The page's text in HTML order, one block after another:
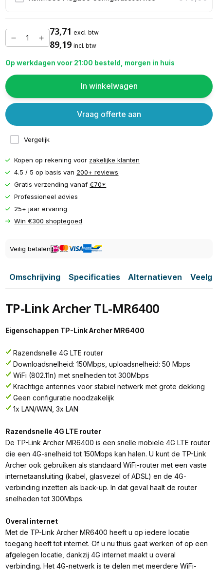
73,71 excl. btw
89,19 incl. btw
Op werkdagen voor 21:00 besteld, morgen in huis
In winkelwagen
Vergelijk
Vraag offerte aan
Kopen op rekening voor zakelijke klanten
4.5 / 5 op basis van 200+ reviews
Gratis verzending vanaf€70*
Professioneel advies
25+ jaar ervaring
Win €300 shoptegoed
Veilig betalen
Omschrijving Specificaties Alternatieven
TP-Link Archer TL-MR6400
Eigenschappen TP-Link Archer MR6400
Razendsnelle 4G LTE router
Downloadsnelheid: 150Mbps, uploadsnelheid: 50 Mbps
WiFi (802.11n) met snelheden tot 300Mbps
Krachtige antennes voor stabiel netwerk met grote dekking
Geen configuratie noodzakelijk
1x LAN/WAN, 3x LAN
Razendsnelle 4G LTE router
De TP-Link Archer MR6400 is een snelle mobiele 4G LTE router
die een 4G-snelheid tot 150Mbps kan halen. U kunt de TP-Link
Archer ook gebruiken als standaard WiFi-router met een vaste
internetaansluiting (kabel, glasvezel of ADSL) en de 4G-
verbinding inzetten als back-up. In dat geval haalt de router
snelheden tot 300Mbps.
Overal internet
Met de TP-Link Archer MR6400 heeft u op iedere locatie
toegang heeft tot internet. Of u nu thuis gaat werken of op een
afgelegen locatie, dankzij 4G internet maakt u overal
verbinding. Het 4G-netwerk is te delen met meerdere WiFi-